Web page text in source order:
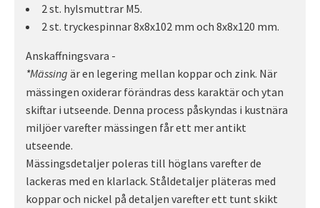
2 st. hylsmuttrar M5.
2 st. tryckespinnar 8x8x102 mm och 8x8x120 mm.
Anskaffningsvara -
*Mässing är en legering mellan koppar och zink. När
mässingen oxiderar förändras dess karaktär och ytan
skiftar i utseende. Denna process påskyndas i kustnära
miljöer varefter mässingen får ett mer antikt
utseende.
Mässingsdetaljer poleras till höglans varefter de
lackeras med en klarlack. Ståldetaljer pläteras med
koppar och nickel på detaljen varefter ett tunt skikt